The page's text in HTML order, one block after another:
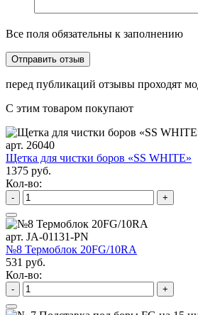
Все поля обязательны к заполнению
перед публикаций отзывы проходят
С этим товаром покупают
арт. 26040
Щетка для чистки боров «SS WHITE»
1375 руб.
Кол-во:
- +
арт. JA-01131-PN
№8 Термоблок 20FG/10RA
531 руб.
Кол-во:
- +